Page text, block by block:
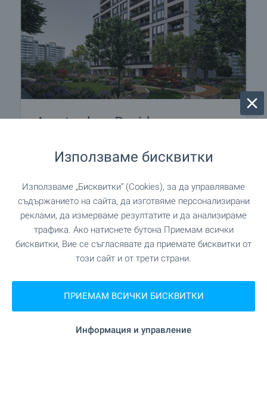
Amsterdam Residence - нов
Изгодни цени!
организирани вътрешни пространства,
озеленяване, детски площадки, зони за отдих и
удобни пешеходни алеи – важни предимства
за семейства с деца и за хора, които търсят
повече спокойствие в ежедневието. Всичко
това на отлични цени и избор от налични 2-
Ексклузивно от BULGARIAN PROPERTIES и без
комисионна!
Използваме бисквитки
Използваме „Бисквитки“ (Cookies), за да управляваме
съдържанието на сайта, да изготвяме персонализирани
реклами, да измерваме резултатите и да анализираме
трафика. Ако натиснете бутона Приемам всички
бисквитки, Вие се съгласявате да приемате бисквитки от
този сайт и от трети страни.
ПРИЕМАМ ВСИЧКИ БИСКВИТКИ
Информация и управление